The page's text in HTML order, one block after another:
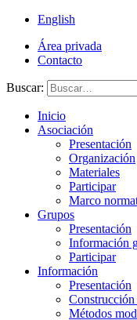
English
Área privada
Contacto
Buscar:
Inicio
Asociación
Presentación
Organización
Materiales
Participar
Marco
Grupos
Presentación
Información
Participar
Información
Presentación
Métodos